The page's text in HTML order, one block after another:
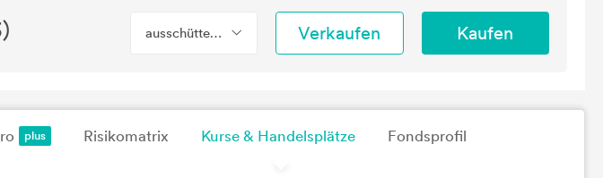
) ausschüttend Verkaufen Kaufen
Risikomatrix Kurse & Handelsplätze Fondsprofil